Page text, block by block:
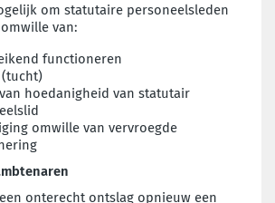
om statutaire personeelsleden
van:
functioneren
hoedanigheid van statutair
omwille van vervroegde
onterecht ontslag opnieuw een